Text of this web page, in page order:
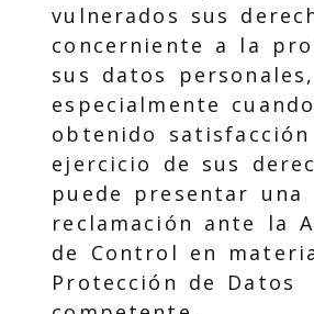
vulnerados sus
concerniente a la
sus datos personales,
especialmente
obtenido
ejercicio de sus
puede presentar una
reclamación ante la
de Control en
Protección de Datos